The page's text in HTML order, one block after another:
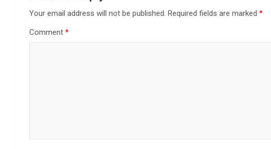
Your email address will not be published. Required fields are marked *
Comment *